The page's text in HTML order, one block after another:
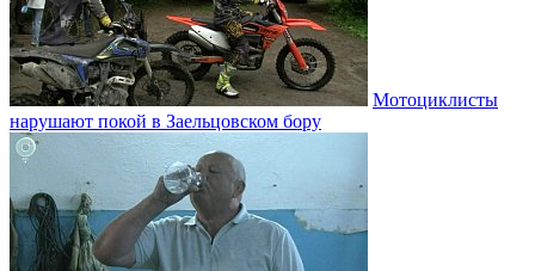
Мотоциклисты
нарушают покой в Заельцовском бору